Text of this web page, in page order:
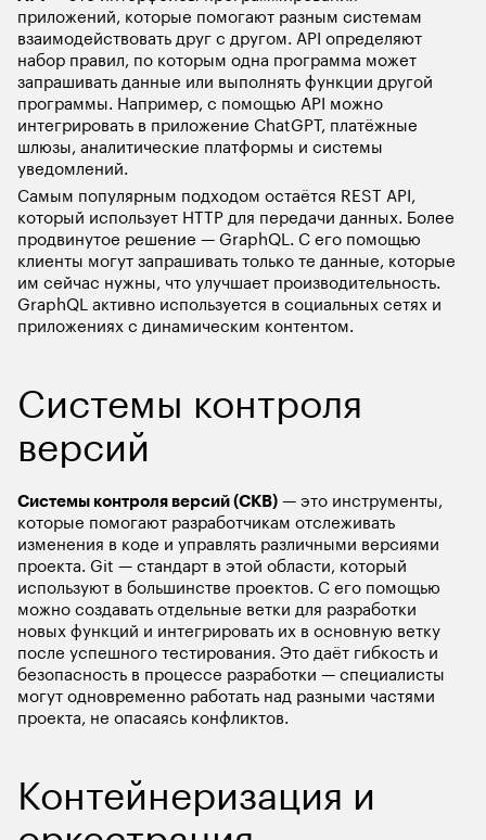
приложений, которые помогают разным системам
взаимодействовать друг с другом. API определяют
набор правил, по которым одна программа может
запрашивать данные или выполнять функции другой
программы. Например, с помощью API можно
интегрировать в приложение ChatGPT, платёжные
шлюзы, аналитические платформы и системы
уведомлений.
Самым популярным подходом остаётся REST API,
который использует HTTP для передачи данных. Более
продвинутое решение — GraphQL. С его помощью
клиенты могут запрашивать только те данные, которые
им сейчас нужны, что улучшает производительность.
GraphQL активно используется в социальных сетях и
приложениях с динамическим контентом.
Системы контроля
версий
Системы контроля версий (СКВ) — это инструменты,
которые помогают разработчикам отслеживать
изменения в коде и управлять различными версиями
проекта. Git — стандарт в этой области, который
используют в большинстве проектов. С его помощью
можно создавать отдельные ветки для разработки
новых функций и интегрировать их в основную ветку
после успешного тестирования. Это даёт гибкость и
безопасность в процессе разработки — специалисты
могут одновременно работать над разными частями
проекта, не опасаясь конфликтов.
Контейнеризация и